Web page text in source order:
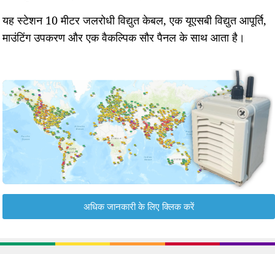
यह स्टेशन 10 मीटर जलरोधी विद्युत केबल, एक यूएसबी विद्युत आपूर्ति,
माउंटिंग उपकरण और एक वैकल्पिक सौर पैनल के साथ आता है।
अधिक जानकारी के लिए क्लिक करें